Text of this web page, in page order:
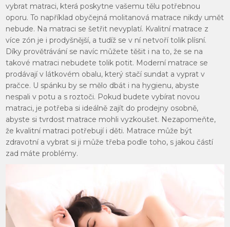
vybrat matraci, která poskytne vašemu tělu potřebnou
oporu. To například obyčejná molitanová matrace nikdy umět
nebude. Na matraci se šetřit nevyplatí. Kvalitní matrace z
více zón je i prodyšnější, a tudíž se v ní netvoří tolik plísní.
Díky provětrávání se navíc můžete těšit i na to, že se na
takové matraci nebudete tolik potit. Moderní matrace se
prodávají v látkovém obalu, který stačí sundat a vyprat v
pračce. U spánku by se mělo dbát i na hygienu, abyste
nespali v potu a s roztoči. Pokud budete vybírat novou
matraci, je potřeba si ideálně zajít do prodejny osobně,
abyste si tvrdost matrace mohli vyzkoušet. Nezapomeňte,
že kvalitní matraci potřebují i děti. Matrace může být
zdravotní a vybrat si ji může třeba podle toho, s jakou částí
zad máte problémy.